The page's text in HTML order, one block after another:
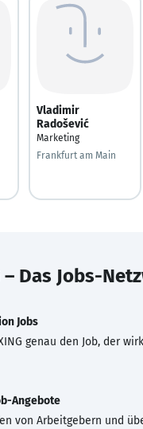
Vladimir
Radošević
Marketing
Frankfurt am Main
– Das Jobs-
Jobs
genau den Job, der
Angebote
von Arbeitgebern und